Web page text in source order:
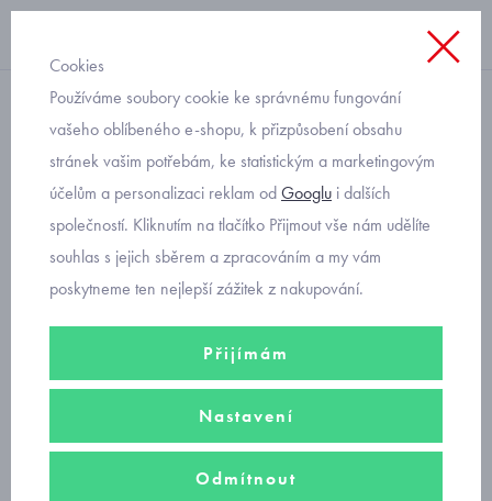
dlouhý rukáv
dětská noční košile Cornette
549/197 Panther2
Cookies
Používáme soubory cookie ke správnému fungování
vašeho oblíbeného e-shopu, k přizpůsobení obsahu
stránek vašim potřebám, ke statistickým a marketingovým
účelům a personalizaci reklam odGooglu i dalších
společností. Kliknutím na tlačítko Přijmout vše nám udělíte
souhlas s jejich sběrem a zpracováním a my vám
poskytneme ten nejlepší zážitek z nakupování.
Přijímám
Nastavení
Odmítnout